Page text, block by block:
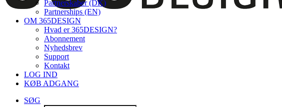
Partnerskaber (DK)
Partnerships (EN)
OM 365DESIGN
Hvad er 365DESIGN?
Abonnement
Nyhedsbrev
Support
Kontakt
LOG IND
KØB ADGANG
SØG